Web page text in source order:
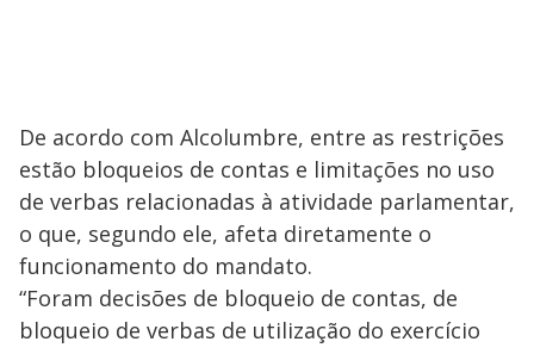
De acordo com Alcolumbre, entre as restrições
estão bloqueios de contas e limitações no uso
de verbas relacionadas à atividade parlamentar,
o que, segundo ele, afeta diretamente o
funcionamento do mandato.
“Foram decisões de bloqueio de contas, de
bloqueio de verbas de utilização do exercício